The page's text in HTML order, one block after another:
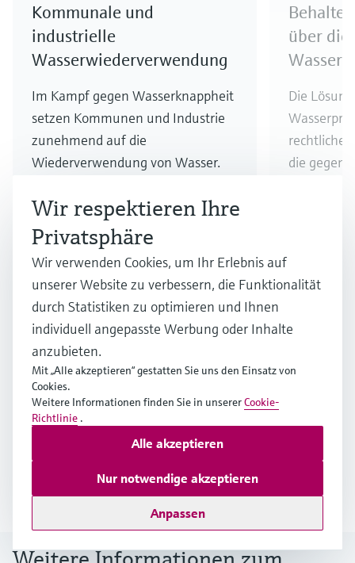
Kommunale und
industrielle
Wasserwiederverwendung
Im Kampf gegen Wasserknappheit
setzen Kommunen und Industrie
zunehmend auf die
Wiederverwendung von Wasser.
bildet die Grundlage für eine
sichere und zuverlässige
Wasseraufbereitung.
über die
Die
rechtliche
die
1 /4
Endnoten
https://blogs.worldbank.org/en/opendata/strains-
freshwater-resources-impact-food-production-
water-consumption
https://www.eia.gov/todayinenergy/detail.php?
id=50698
Wir respektieren Ihre
Privatsphäre
Wir verwenden Cookies, um Ihr Erlebnis auf
unserer Website zu verbessern, die Funktionalität
durch Statistiken zu optimieren und Ihnen
individuell angepasste Werbung oder Inhalte
anzubieten.
Mit „Alle akzeptieren“ gestatten Sie uns den Einsatz von
Cookies.
Weitere Informationen finden Sie in unsererCookie-
Richtlinie .
Anpassen
Nur notwendige akzeptieren
Alle akzeptieren